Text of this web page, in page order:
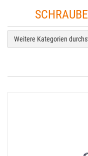
Weitere Kategorien